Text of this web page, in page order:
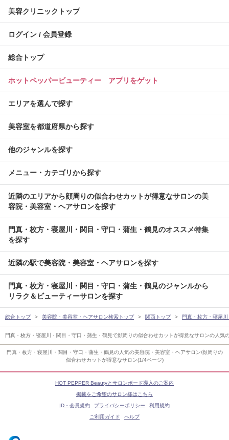
門真・枚方・寝屋川・関目・守口・蒲生・鶴見の人気の美容院・美容室・ヘアサロン/顔周りの
似合わせカットが得意なサロン(1/4ページ)
美容クリニックトップ
ログイン / 会員登録
総合トップ
ホットペッパービューティー アプリをゲット
エリアを選んで探す
美容室を都道府県から探す
他のジャンルを探す
メニュー・カテゴリから探す
近隣のエリアから顔周りの似合わせカットが得意なサロンの美
容院・美容室・ヘアサロンを探す
門真・枚方・寝屋川・関目・守口・蒲生・鶴見のオススメ特集
を探す
近隣の駅で美容院・美容室・ヘアサロンを探す
門真・枚方・寝屋川・関目・守口・蒲生・鶴見のジャンルから
リラク＆ビューティーサロンを探す
総合トップ 美容院・美容室・ヘアサロン検索トップ 関西トップ 門真・枚方・寝屋
門真・枚方・寝屋川・関目・守口・蒲生・鶴見で顔周りの似合わせカットが得意なサロンの人
HOT PEPPER Beautyとサロンボード導入のご案内
掲載をご希望のサロン様はこちら
ID・会員規約
プライバシーポリシー
利用規約
ご利用ガイド
ヘルプ